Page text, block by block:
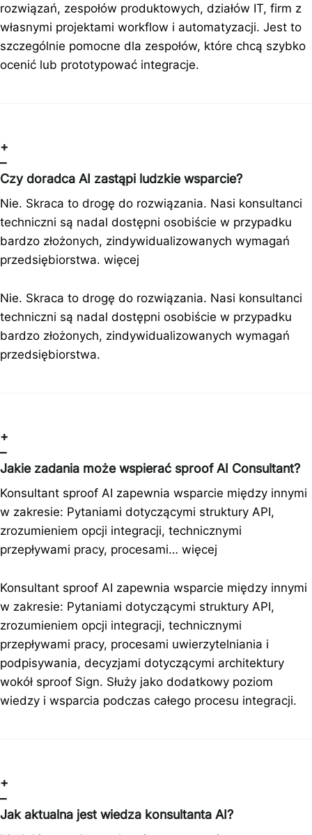
rozwiązań, zespołów produktowych, działów IT, firm z
własnymi projektami workflow i automatyzacji. Jest to
szczególnie pomocne dla zespołów, które chcą szybko
ocenić lub prototypować integracje.
+
–
Czy doradca AI zastąpi ludzkie wsparcie?
Nie. Skraca to drogę do rozwiązania. Nasi konsultanci
techniczni są nadal dostępni osobiście w przypadku
bardzo złożonych, zindywidualizowanych wymagań
przedsiębiorstwa. więcej
Nie. Skraca to drogę do rozwiązania. Nasi konsultanci
techniczni są nadal dostępni osobiście w przypadku
bardzo złożonych, zindywidualizowanych wymagań
przedsiębiorstwa.
+
–
Jakie zadania może wspierać sproof AI Consultant?
Konsultant sproof AI zapewnia wsparcie między innymi
w zakresie: Pytaniami dotyczącymi struktury API,
zrozumieniem opcji integracji, technicznymi
przepływami pracy, procesami… więcej
Konsultant sproof AI zapewnia wsparcie między innymi
w zakresie: Pytaniami dotyczącymi struktury API,
zrozumieniem opcji integracji, technicznymi
przepływami pracy, procesami uwierzytelniania i
podpisywania, decyzjami dotyczącymi architektury
wokół sproof Sign. Służy jako dodatkowy poziom
wiedzy i wsparcia podczas całego procesu integracji.
+
–
Jak aktualna jest wiedza konsultanta AI?